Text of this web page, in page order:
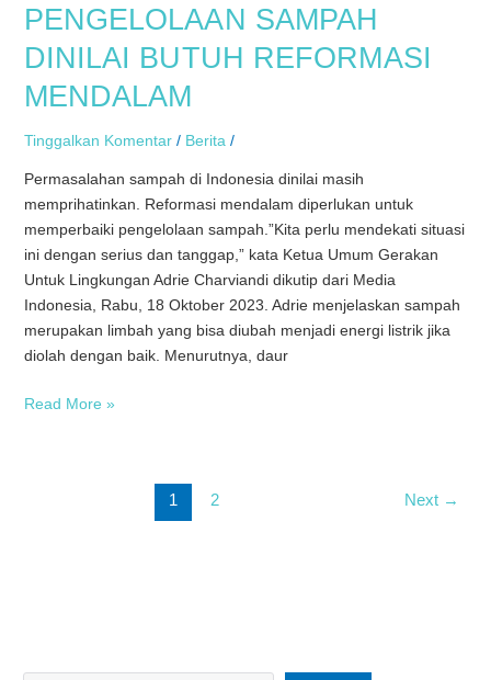
PENGELOLAAN SAMPAH
DINILAI BUTUH REFORMASI
MENDALAM
Tinggalkan Komentar / Berita/
Permasalahan sampah di Indonesia dinilai masih
memprihatinkan. Reformasi mendalam diperlukan untuk
memperbaiki pengelolaan sampah.”Kita perlu mendekati situasi
ini dengan serius dan tanggap,” kata Ketua Umum Gerakan
Untuk Lingkungan Adrie Charviandi dikutip dari Media
Indonesia, Rabu, 18 Oktober 2023. Adrie menjelaskan sampah
merupakan limbah yang bisa diubah menjadi energi listrik jika
diolah dengan baik. Menurutnya, daur
PENGELOLAAN
DINILAI
BUTUH
REFORMASI
MENDALAM
Read More »
1 2 Next →